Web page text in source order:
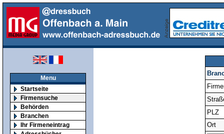
Menu
Startseite
Firmensuche
Behörden
Branchen
Ihr Firmeneintrag
PLZ
Ort